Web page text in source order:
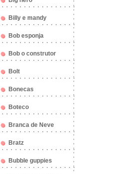
Billy e mandy
Bob esponja
Bob o construtor
Bolt
Bonecas
Boteco
Branca de Neve
Bratz
Bubble guppies